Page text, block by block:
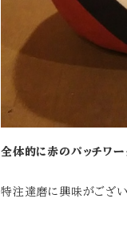
全体的に赤のパッチワ
特注達磨に興味がござい